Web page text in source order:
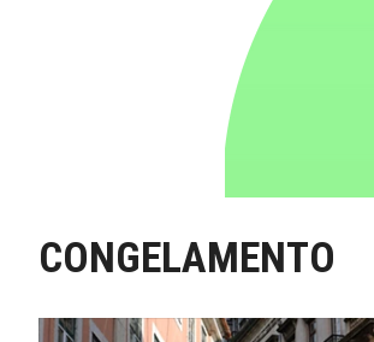
CONGELAMENTO